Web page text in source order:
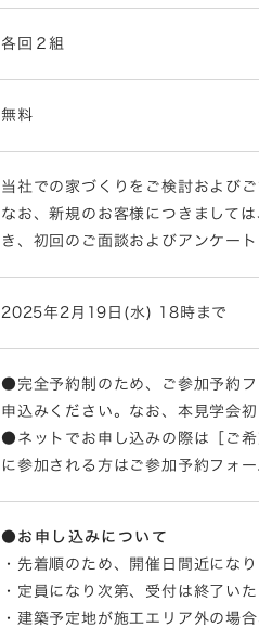
各回２組
無料
当社での家づくりをご検討および
なお、新規のお客様につきまして
き、初回のご面談およびアンケー
2025年2月19日(水) 18時まで
●完全予約制のため、ご参加予約
申込みください。なお、本見学
●ネットでお申し込みの際は［ご
に参加される方はご参加予約フォ
●お申し込みについて
・先着順のため、開催日間近にな
・定員になり次第、受付は終了いた
・建築予定地が施工エリア外の場